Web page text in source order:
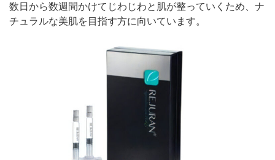
数日から数週間かけてじわじわと肌が整っていくため、ナ
チュラルな美肌を目指す方に向いています。